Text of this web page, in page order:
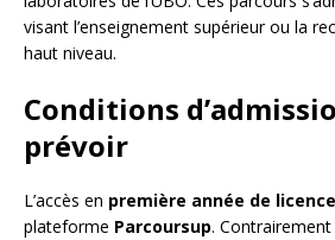
visant l’enseignement supérieur ou la
haut niveau.
Conditions
prévoir
L’accès en première année de licence
plateforme Parcoursup.